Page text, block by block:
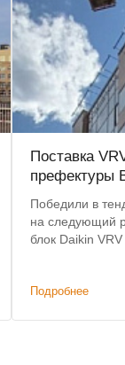
Поставка
префектуры
Победили в
на следующий
блок Daikin
Подробнее